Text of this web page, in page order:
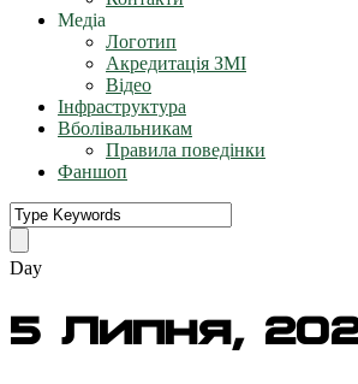
Медіа
Логотип
Акредитація ЗМІ
Відео
Інфраструктура
Вболівальникам
Правила поведінки
Фаншоп
Day
5 Липня,